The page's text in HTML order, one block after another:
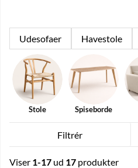
Udesofaer Havestole
Stole Spiseborde
Filtrér
Viser 1-17 ud 17 produkter